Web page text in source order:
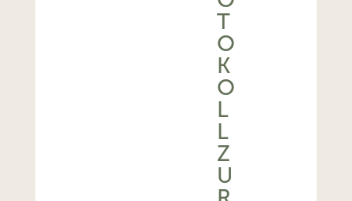
T
O
K
O
L
L
Z
U